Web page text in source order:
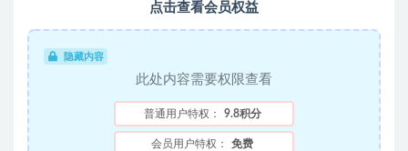
点击查看会员权益
隐藏内容
此处内容需要权限查看
普通用户特权： 9.8积分
会员用户特权： 免费